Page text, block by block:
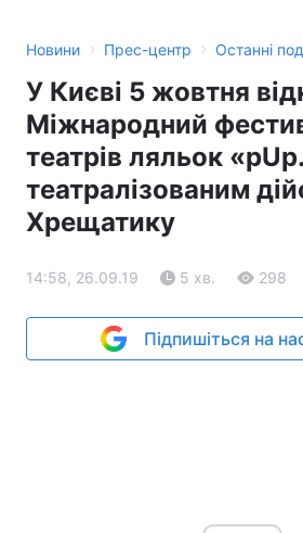
Новини › Прес-центр › Останні
У Києві 5 жовтня
Міжнародний
театрів ляльок
театралізованим
Хрещатику
14:58, 26.09.19 5 хв. 298
Підпишіться на